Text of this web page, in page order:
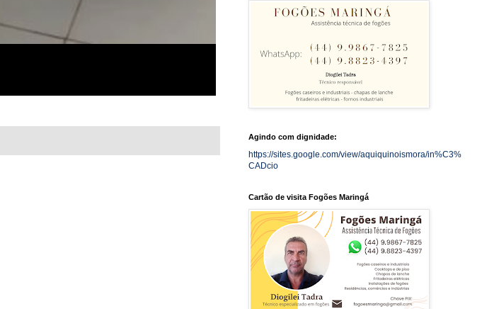
Agindo com dignidade:
https://sites.google.com/view/aquiquinoismora/in%C3%
CADcio
Cartão de visita Fogões Maringá